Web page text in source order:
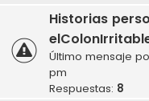
Historias
Último mensaje
pm
Respuestas: 8